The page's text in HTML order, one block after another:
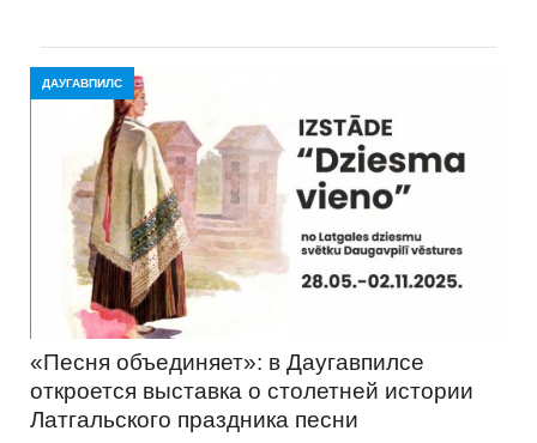
ДАУГАВПИЛС
«Песня объединяет»: в Даугавпилсе
откроется выставка о столетней истории
Латгальского праздника песни